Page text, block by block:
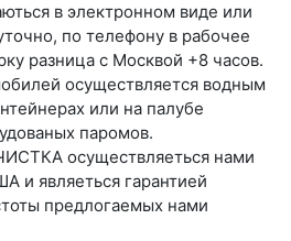
в электронном виде или
по телефону в рабочее
разница с Москвой +8 часов.
осуществляется водным
или на палубе
паромов.
осуществляеться нами
и являеться гарантией
предлогаемых нами